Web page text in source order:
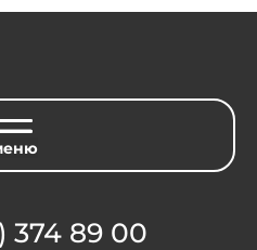
374 89 00